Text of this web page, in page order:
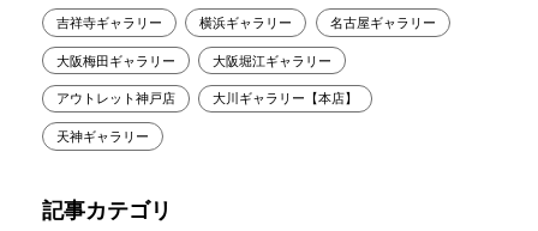
吉祥寺ギャラリー 横浜ギャラリー 名古屋ギャラリー
大阪梅田ギャラリー 大阪堀江ギャラリー
アウトレット神戸店 大川ギャラリー【本店】
天神ギャラリー
記事カテゴリ